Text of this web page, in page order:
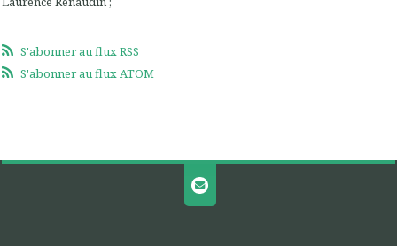
S'abonner au flux RSS
S'abonner au flux ATOM